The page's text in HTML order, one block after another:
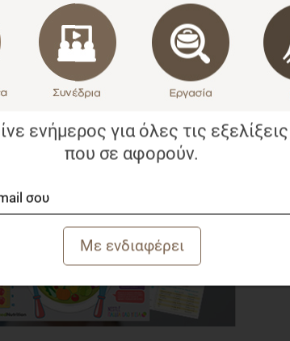
την πρόσληψη φρούτων και λαχανικών
της ζάχαρης. Επιπλέον, το 92% των
συμπεριλαμβανομένης της απουσίας σκληρών
την έναρξη της μελέτης.
διαιτολόγο;
είναι σε θέση να βελτιώσει τις
σε παιδιά με κοιλιοκάκη.
ενήμερος για όλες τις εξελίξεις
που σε αφορούν.